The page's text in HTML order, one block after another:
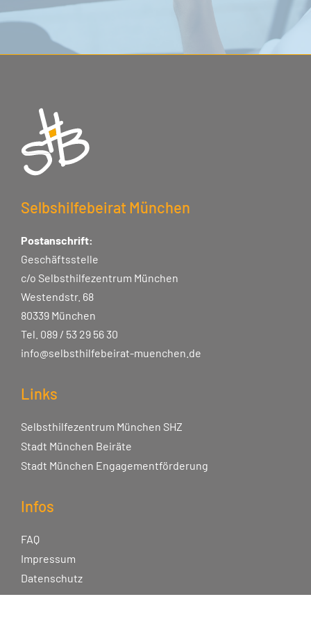
Selbshilfebeirat München
Postanschrift:
Geschäftsstelle
c/o Selbsthilfezentrum München
Westendstr. 68
80339 München
Tel. 089 / 53 29 56 30
info@selbsthilfebeirat-muenchen.de
Links
Selbsthilfezentrum München SHZ
Stadt München Beiräte
Stadt München Engagementförderung
Infos
FAQ
Impressum
Datenschutz